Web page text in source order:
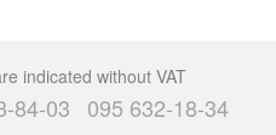
indicated without VAT
84-03 095 632-18-34